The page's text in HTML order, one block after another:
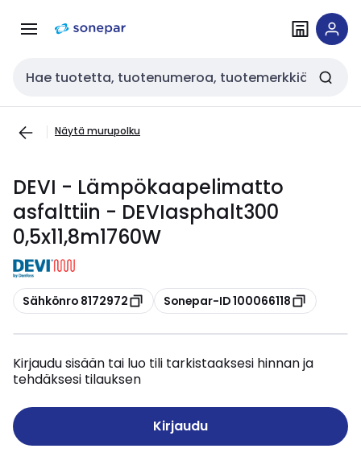
navigointiinsisältöön
Haku
Näytä murupolku
DEVI - Lämpökaapelimatto
asfalttiin - DEVIasphalt300
0,5x11,8m1760W
Kopioi
Sähkönro 8172972 Kopioi
Sonepar-ID 100066118
Kirjaudu sisään tai luo tili tarkistaaksesi hinnan ja
tehdäksesi tilauksen
Kirjaudu